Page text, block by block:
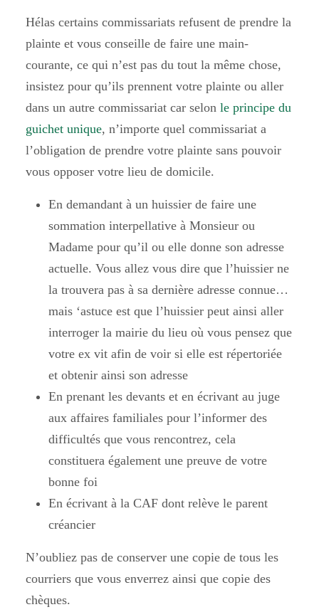
Hélas certains commissariats refusent de prendre la
plainte et vous conseille de faire une main-
courante, ce qui n’est pas du tout la même chose,
insistez pour qu’ils prennent votre plainte ou aller
dans un autre commissariat car selon le principe du
guichet unique, n’importe quel commissariat a
l’obligation de prendre votre plainte sans pouvoir
vous opposer votre lieu de domicile.
En demandant à un huissier de faire une
sommation interpellative à Monsieur ou
Madame pour qu’il ou elle donne son adresse
actuelle. Vous allez vous dire que l’huissier ne
la trouvera pas à sa dernière adresse connue…
mais ‘astuce est que l’huissier peut ainsi aller
interroger la mairie du lieu où vous pensez que
votre ex vit afin de voir si elle est répertoriée
et obtenir ainsi son adresse
En prenant les devants et en écrivant au juge
aux affaires familiales pour l’informer des
difficultés que vous rencontrez, cela
constituera également une preuve de votre
bonne foi
En écrivant à la CAF dont relève le parent
créancier
N’oubliez pas de conserver une copie de tous les
courriers que vous enverrez ainsi que copie des
chèques.